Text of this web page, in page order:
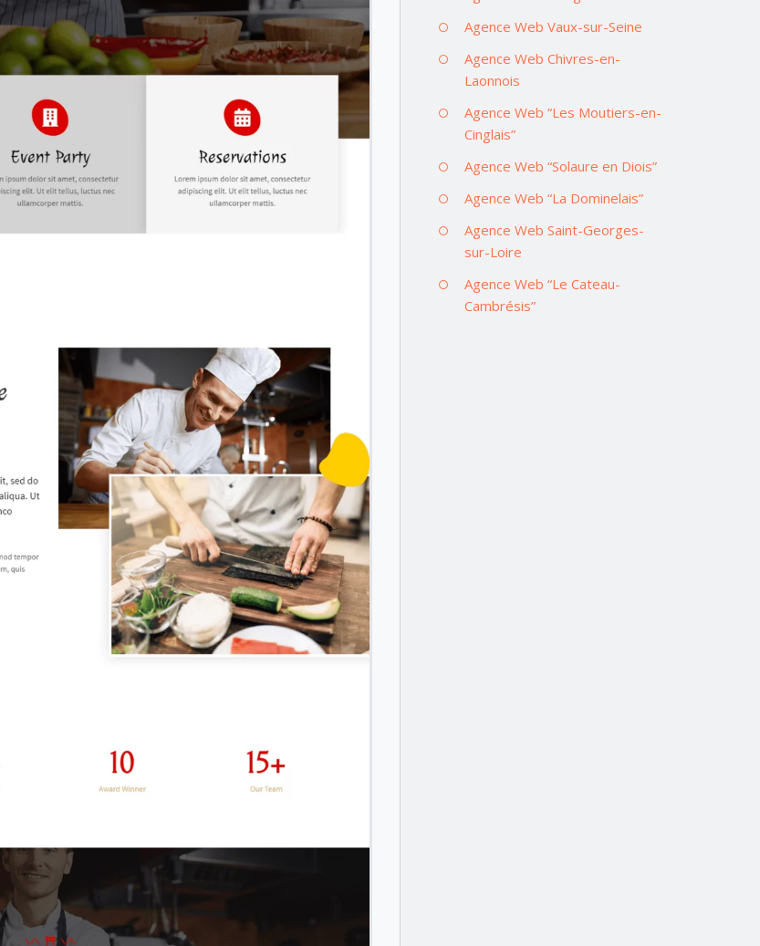
Agence Web Vaux-sur-Seine
Agence Web Chivres-en-
Laonnois
Agence Web “Les Moutiers-en-
Cinglais”
Agence Web “Solaure en Diois”
Agence Web “La Dominelais”
Agence Web Saint-Georges-
sur-Loire
Agence Web “Le Cateau-
Cambrésis”